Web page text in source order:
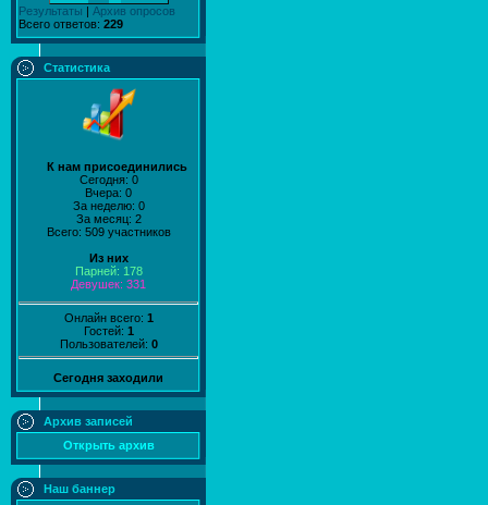
Результаты | Архив опросов
Всего ответов: 229
Статистика
К нам присоединились
Сегодня: 0
Вчера: 0
За неделю: 0
За месяц: 2
Всего: 509 участников
Из них
Парней: 178
Девушек: 331
Онлайн всего: 1
Гостей: 1
Пользователей: 0
Сегодня заходили
Архив записей
Открыть архив
Наш баннер